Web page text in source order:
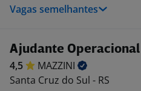
Vagas semelhantes
Ajudante Operacional
4,5
MAZZINI
Santa Cruz do Sul - RS